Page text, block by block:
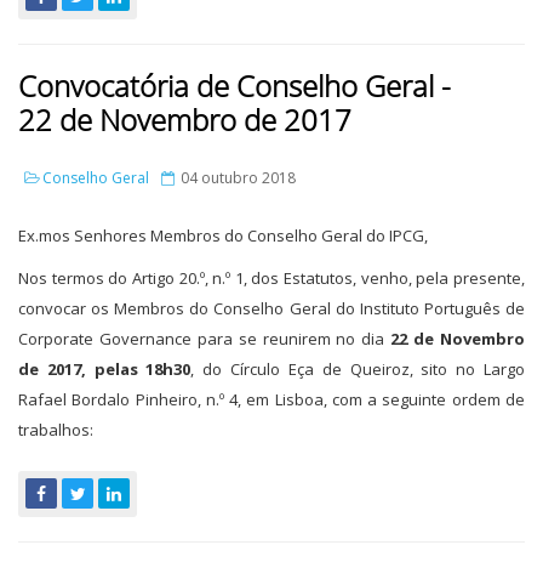
Convocatória de Conselho Geral -
22 de Novembro de 2017
Conselho Geral 04 outubro 2018
Ex.mos Senhores Membros do Conselho Geral do IPCG,
Nos termos do Artigo 20.º, n.º 1, dos Estatutos, venho, pela presente,
convocar os Membros do Conselho Geral do Instituto Português de
Corporate Governance para se reunirem no dia 22 de Novembro
de 2017, pelas 18h30, do Círculo Eça de Queiroz, sito no Largo
Rafael Bordalo Pinheiro, n.º 4, em Lisboa, com a seguinte ordem de
trabalhos: